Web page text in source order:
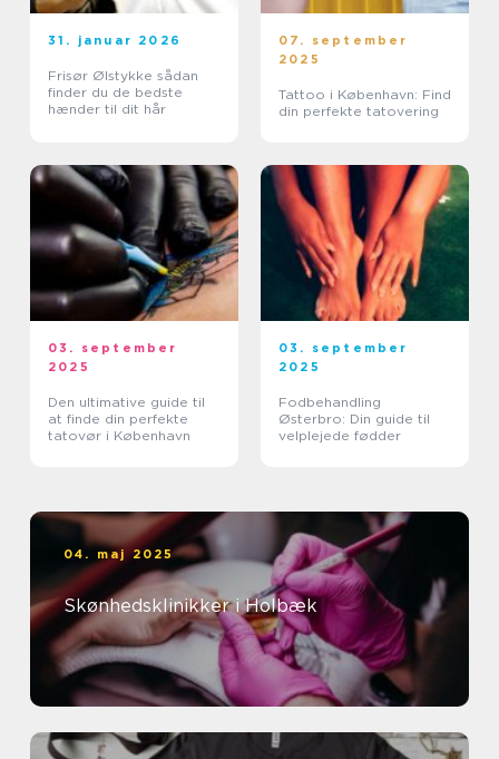
31. januar 2026
Frisør Ølstykke sådan
finder du de bedste
hænder til dit hår
07. september
2025
Tattoo i København: Find
din perfekte tatovering
03. september
2025
Den ultimative guide til
at finde din perfekte
tatovør i København
03. september
2025
Fodbehandling
Østerbro: Din guide til
velplejede fødder
04. maj 2025
Skønhedsklinikker i Holbæk